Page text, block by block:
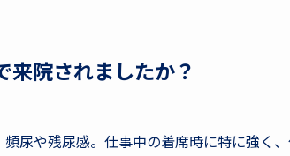
来院されましたか？
尿や残尿感。仕事中の着席時に特に強く